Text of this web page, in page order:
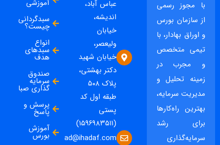
با مجوز رسمی
از سازمان بورس
و اوراق بهادار، با
تیمی متخصص
و مجرب در
زمینه تحلیل و
مدیریت سرمایه،
بهترین راه‌کارها
برای رشد
سرمایه‌گذاری
عباس آباد،
اندیشه،
خیابان
ولیعصر،
خیابان شهید
دکتر بهشتی،
پلاک ۵۰۸
طبقه اول کد
پستی
(۱۵۹۶۹۸۳۵۱۱)
ad@ihadaf.com
آموزشی
سبدگردانی
چیست؟
انواع
سبدهای
هدف
صندوق
سرمایه
گذاری صبا
پرسش و
پاسخ
آموزش
بورس